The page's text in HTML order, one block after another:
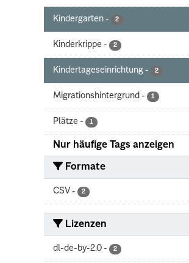
Kindergarten - 2
Kinderkrippe - 2
Kindertageseinrichtung - 2
Migrationshintergrund - 1
Plätze - 1
Nur häufige Tags anzeigen
Formate
CSV - 2
Lizenzen
dl-de-by-2.0 - 2